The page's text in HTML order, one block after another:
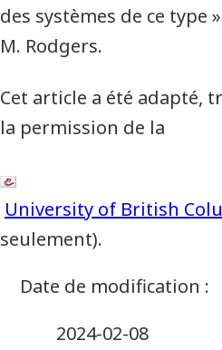
des systèmes de ce type
M. Rodgers.
Cet article a été adapté,
la permission de la
University of British
seulement).
2024-02-08